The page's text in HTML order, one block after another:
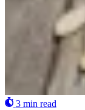
3 min read